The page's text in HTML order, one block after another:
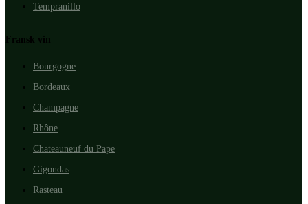
Tempranillo
Fransk vin
Bourgogne
Bordeaux
Champagne
Rhône
Chateauneuf du Pape
Gigondas
Rasteau